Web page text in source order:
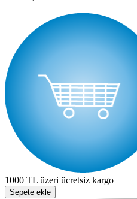
1000 TL üzeri ücretsiz kargo
Sepete ekle